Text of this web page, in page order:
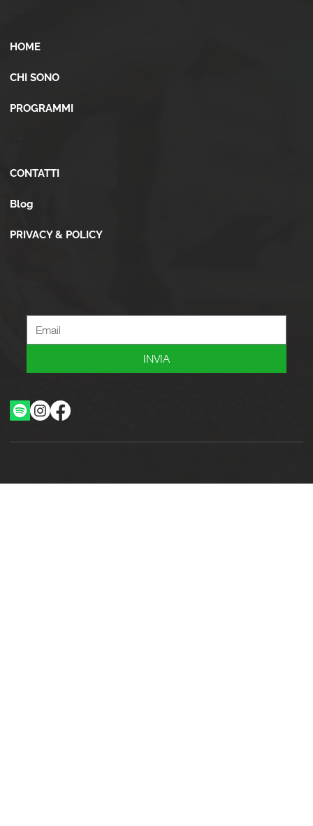
HOME
CHI SONO
PROGRAMMI
CONTATTI
Blog
PRIVACY & POLICY
INVIA